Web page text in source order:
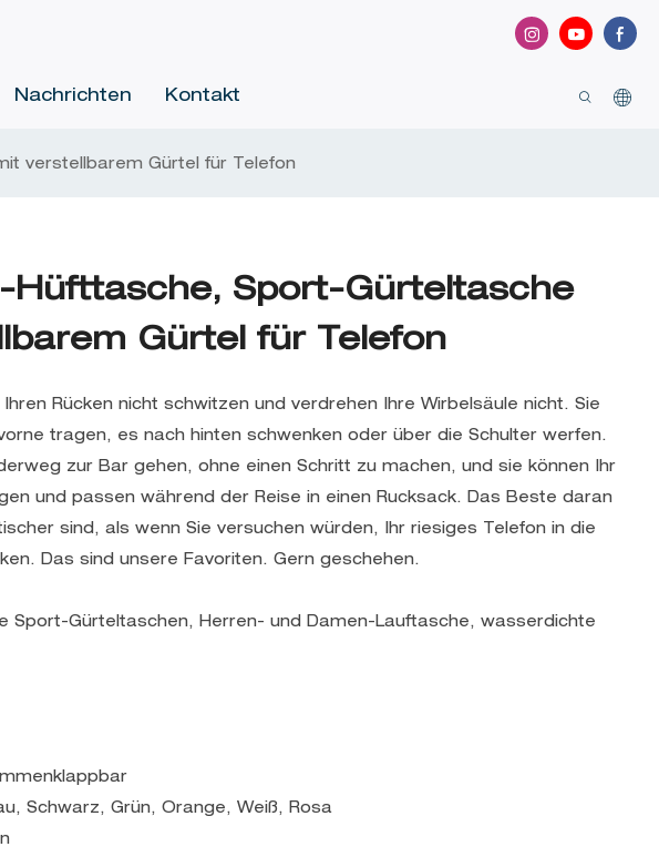
Nachrichten Kontakt
verstellbarem Gürtel für Telefon
Hüfttasche, Sport-Gürteltasche
Gürtel für Telefon
Rücken nicht schwitzen und verdrehen Ihre Wirbelsäule nicht. Sie
tragen, es nach hinten schwenken oder über die Schulter werfen.
zur Bar gehen, ohne einen Schritt zu machen, und sie können Ihr
und passen während der Reise in einen Rucksack. Das Beste daran
sind, als wenn Sie versuchen würden, Ihr riesiges Telefon in die
Das sind unsere Favoriten. Gern geschehen.
Sport-Gürteltaschen, Herren- und Damen-Lauftasche, wasserdichte
Schwarz, Grün, Orange, Weiß, Rosa